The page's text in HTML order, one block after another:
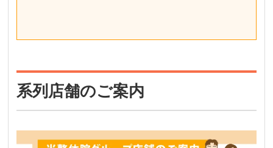
系列店舗のご案内